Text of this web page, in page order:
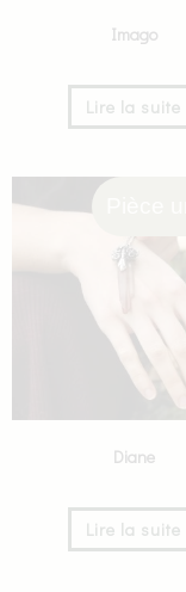
Imago
Lire la suite
Diane
Lire la suite